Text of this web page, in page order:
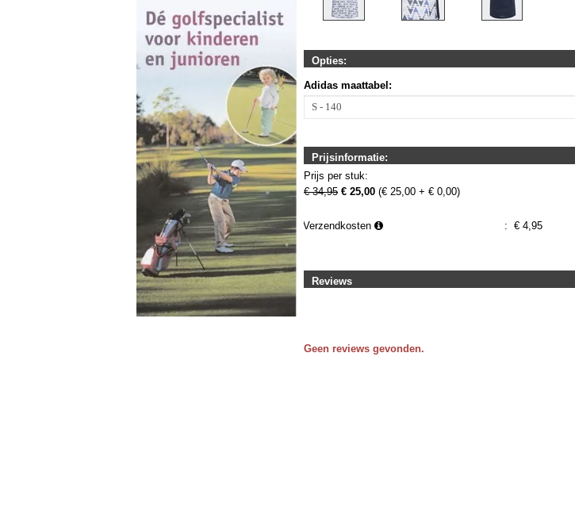
Opties:
Adidas maattabel:
Prijsinformatie:
Prijs per stuk:
€ 34,95 € 25,00 (€ 25,00 + € 0,00)
Verzendkosten : €4,95
Reviews
Geen reviews gevonden.